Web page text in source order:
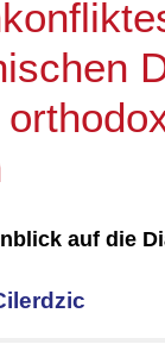
auf die